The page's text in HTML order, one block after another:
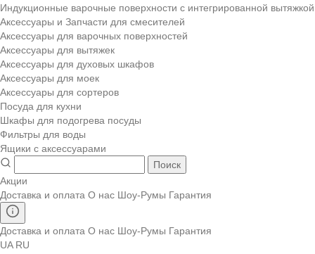
Индукционные варочные поверхности с интегрированной вытяжкой
Аксессуары и Запчасти для смесителей
Аксессуары для варочных поверхностей
Аксессуары для вытяжек
Аксессуары для духовых шкафов
Аксессуары для моек
Аксессуары для сортеров
Посуда для кухни
Шкафы для подогрева посуды
Фильтры для воды
Ящики с аксессуарами
Поиск
Акции
Доставка и оплата О нас Шоу-Румы Гарантия
Доставка и оплата О нас Шоу-Румы Гарантия
UA RU